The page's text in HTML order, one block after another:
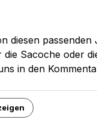
diesen passenden
Sacoche oder
in den